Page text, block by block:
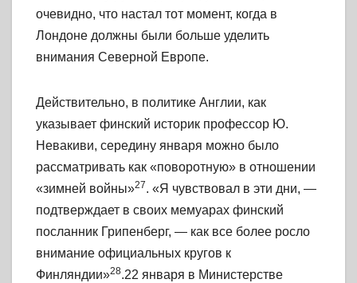
очевидно, что настал тот момент, когда в
Лондоне должны были больше уделить
внимания Северной Европе.
Действительно, в политике Англии, как
указывает финский историк профессор Ю.
Невакиви, середину января можно было
рассматривать как «поворотную» в отношении
«зимней войны»27. «Я чувствовал в эти дни, —
подтверждает в своих мемуарах финский
посланник Грипенберг, — как все более росло
внимание официальных кругов к
Финляндии»28.22 января в Министерстве